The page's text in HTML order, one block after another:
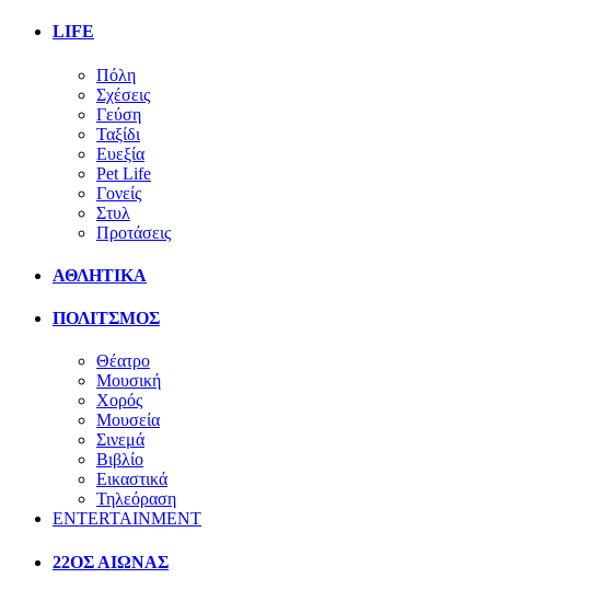
LIFE
Πόλη
Σχέσεις
Γεύση
Ταξίδι
Ευεξία
Pet Life
Γονείς
Στυλ
Προτάσεις
ΑΘΛΗΤΙΚΑ
ΠΟΛΙΤΣΜΟΣ
Θέατρο
Μουσική
Χορός
Μουσεία
Σινεμά
Βιβλίο
Εικαστικά
Τηλεόραση
ENTERTAINMENT
22ΟΣ ΑΙΩΝΑΣ